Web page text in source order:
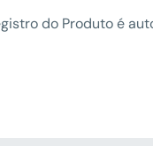
do Produto é